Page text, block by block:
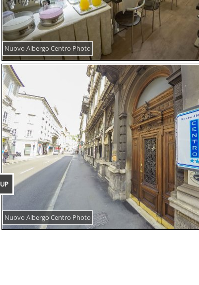
UP
Nuovo Albergo Centro Photo
Nuovo Albergo Centro Photo